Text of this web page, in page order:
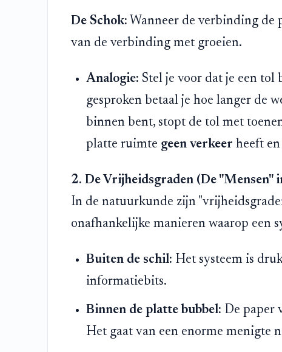
De Schok: Wanneer de verbinding de
van de verbinding met groeien.
Analogie: Stel je voor dat je een
gesproken betaal je hoe langer de
binnen bent, stopt de tol met
platte ruimte geen verkeer heeft en
2. De Vrijheidsgraden (De "Mensen"
In de natuurkunde zijn
onafhankelijke manieren waarop een
Buiten de schil: Het systeem is
informatiebits.
Binnen de platte bubbel: De paper
Het gaat van een enorme menigte